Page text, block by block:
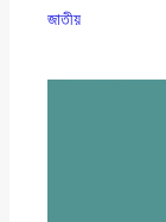
জাতীয়